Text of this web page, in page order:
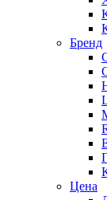
Бренд
Цена